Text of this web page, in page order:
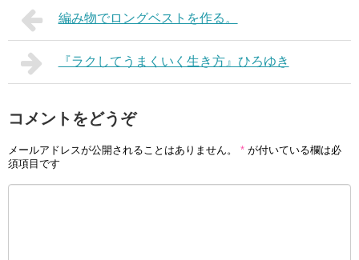
編み物でロングベストを作る。
『ラクしてうまくいく生き方』ひろゆき
コメントをどうぞ
メールアドレスが公開されることはありません。 * が付いている欄は必
須項目です